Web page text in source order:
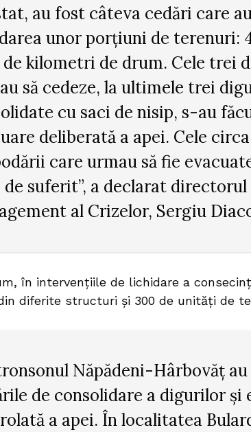
au fost câteva cedări care
unor porțiuni de terenuri:
de kilometri de drum. Cele trei
să cedeze, la ultimele trei
cu saci de nisip, s-au
deliberată a apei. Cele
care urmau să fie
de suferit”, a declarat
al Crizelor, Sergiu
în intervențiile de lichidare a
diferite structuri și 300 de unități de
Năpădeni-Hârbovăț
de consolidare a digurilor și
a apei. În localitatea